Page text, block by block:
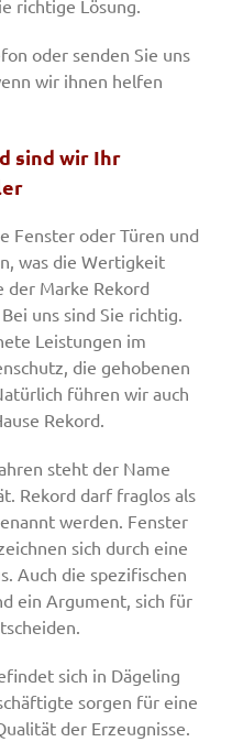
richtige Lösung.
oder senden Sie uns
wir ihnen helfen
sind wir Ihr
Fenster oder Türen und
was die Wertigkeit
der Marke Rekord
uns sind Sie richtig.
Leistungen im
die gehobenen
führen wir auch
Rekord.
steht der Name
Rekord darf fraglos als
werden. Fenster
sich durch eine
Auch die spezifischen
ein Argument, sich für
sich in Dägeling
sorgen für eine
der Erzeugnisse.